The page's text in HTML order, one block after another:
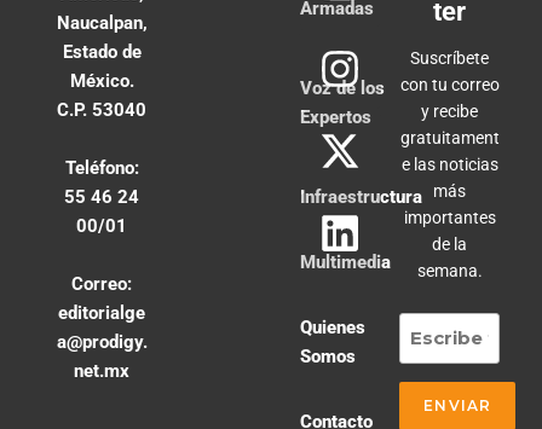
Naucalpan,
Estado de
México.
C.P. 53040
Teléfono:
55 46 24
00/01
Correo:
editorialge
a@prodigy.
net.mx
Armadas
Voz de los
Expertos
Infraestructura
Multimedia
Quienes
Somos
Contacto
ter
Suscríbete
con tu correo
y recibe
gratuitament
e las noticias
más
importantes
de la
semana.